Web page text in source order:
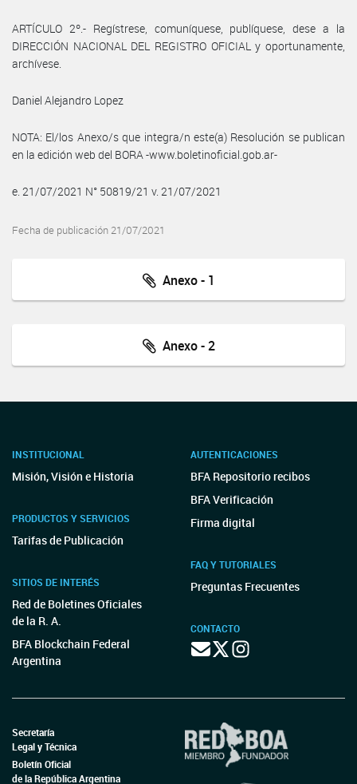
ARTÍCULO 2º.- Regístrese, comuníquese, publíquese, dese a la
DIRECCIÓN NACIONAL DEL REGISTRO OFICIAL y oportunamente,
archívese.
Daniel Alejandro Lopez
NOTA: El/los Anexo/s que integra/n este(a) Resolución se publican
en la edición web del BORA -www.boletinoficial.gob.ar-
e. 21/07/2021 N° 50819/21 v. 21/07/2021
Fecha de publicación 21/07/2021
Anexo - 1
Anexo - 2
INSTITUCIONAL
Misión, Visión e Historia
PRODUCTOS Y SERVICIOS
Tarifas de Publicación
SITIOS DE INTERÉS
Red de Boletines Oficiales
de la R. A.
BFA Blockchain Federal
Argentina
AUTENTICACIONES
BFA Repositorio recibos
BFA Verificación
Firma digital
FAQ Y TUTORIALES
Preguntas Frecuentes
CONTACTO
Secretaría
Legal y Técnica
Boletín Oficial
de la República Argentina